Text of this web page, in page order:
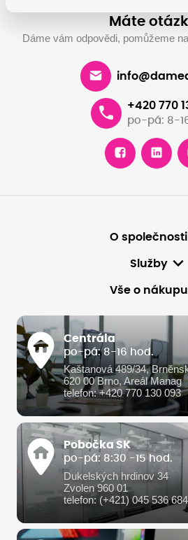
Máte
Dáme vám odpovědi, pomůžeme
+420 770
po-pá: 8-
O společnosti
Služby
Vše o nákupu
Centrála
po-pá: 8-16 hod.
Kaštanová 489/34,
620 00 Brno, Areál Manag
telefon: +420 770 130 093
Pobočka SK
po-pá: 8:30 -15 hod.
Dukelských hrdinov 34
Zvolen 960 01
telefon: (+421) 045 536